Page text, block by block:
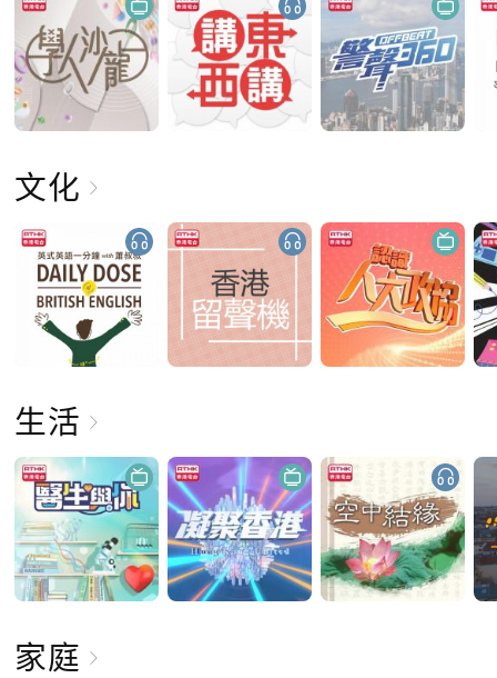
文化
生活
家庭